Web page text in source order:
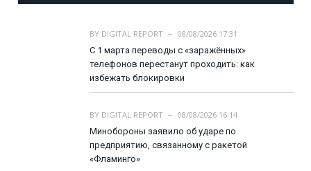
BY DIGITAL REPORT
08/08/2026 17:31
С 1 марта переводы с «заражённых»
телефонов перестанут проходить: как
избежать блокировки
BY DIGITAL REPORT
08/08/2026 16:14
Минобороны заявило об ударе по
предприятию, связанному с ракетой
«Фламинго»